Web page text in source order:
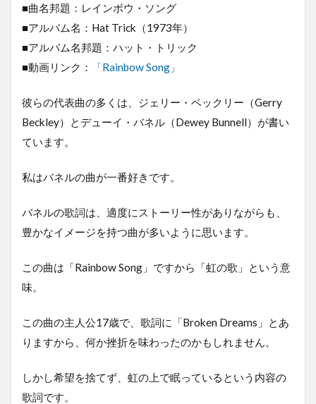
■曲名邦題：レインボウ・ソング
■アルバム名：Hat Trick（1973年）
■アルバム名邦題：ハット・トリック
■動画リンク：
「Rainbow Song」
彼らの代表曲の多くは、ジェリー・ベックリー（Gerry
Beckley）とデューイ・バネル（Dewey Bunnell）が書い
ています。
私はバネルの曲が一番好きです。
バネルの歌詞は、適度にストーリー性がありながらも、
豊かなイメージを持つ曲が多いように思います。
この曲は「Rainbow Song」ですから「虹の歌」という意
味。
この曲の主人公17歳で、歌詞に「Broken Dreams」とあ
りますから、何か挫折を味わったのかもしれません。
しかし希望を捨てず、虹の上で眠っているという内容の
歌詞です。